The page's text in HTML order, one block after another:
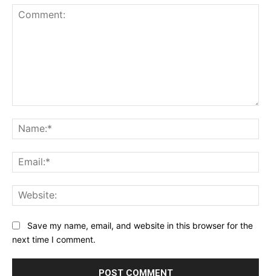
Save my name, email, and website in this browser for the
next time I comment.